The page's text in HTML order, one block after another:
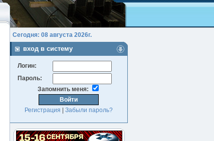
Сегодня: 08 августа 2026г.
вход в систему
Логин:
Пароль:
Запомнить меня:
Регистрация Забыли пароль?